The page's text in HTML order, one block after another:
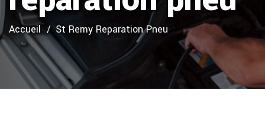
Accueil St Remy Reparation Pneu